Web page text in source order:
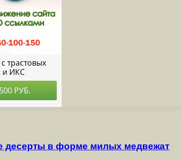
десерты в форме милых медвежат